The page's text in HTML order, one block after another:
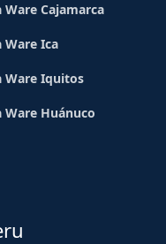
Ware Cajamarca
Ware Ica
Ware Iquitos
Ware Huánuco